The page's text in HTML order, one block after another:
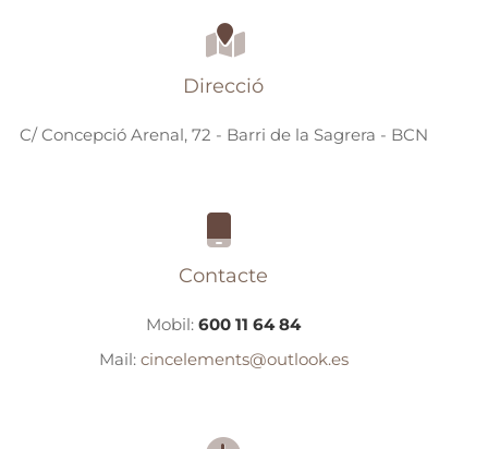
Direcció
C/ Concepció Arenal, 72 - Barri de la Sagrera - BCN
Contacte
Mobil:600 11 64 84
Mail: cincelements@outlook.es